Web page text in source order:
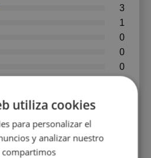
0
0
0
1
3
Mi hija ha avanzado
utiliza cookies
para personalizar el
y analizar nuestro